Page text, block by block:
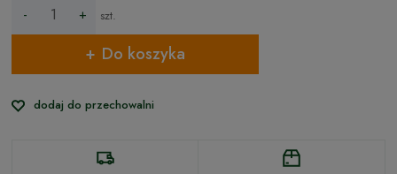
- + szt.
Do koszyka
dodaj do przechowalni